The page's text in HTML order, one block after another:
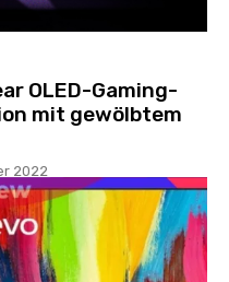
OLED-Gaming-
mit gewölbtem
2022